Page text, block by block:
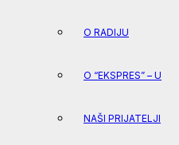
O RADIJU
O “EKSPRES” – U
NAŠI PRIJATELJI